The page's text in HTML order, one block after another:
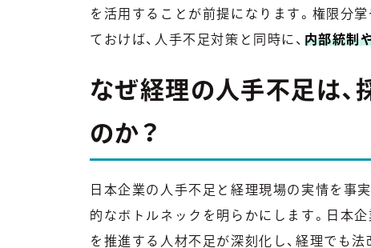
を活用することが前提になります。権限分
ておけば、人手不足対策と同時に、 内部統制
なぜ経理の人手不足は
のか？
日本企業の人手不足と経理現場の実情を事
的なボトルネックを明らかにします。日本企
を推進する人材不足が深刻化し、経理でも